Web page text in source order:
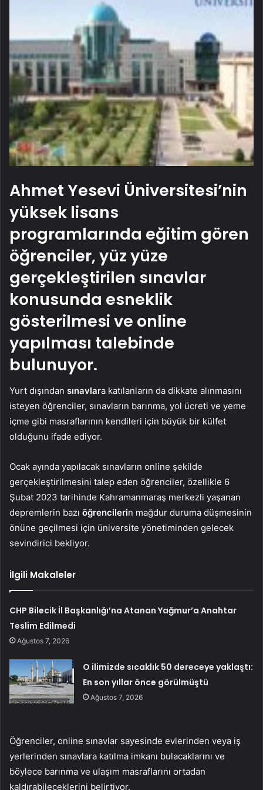
Ahmet Yesevi Üniversitesi’nin
yüksek lisans
programlarında eğitim gören
öğrenciler, yüz yüze
gerçekleştirilen sınavlar
konusunda esneklik
gösterilmesi ve online
yapılması talebinde
bulunuyor.
Yurt dışından sınavlara katılanların da dikkate alınmasını
isteyen öğrenciler, sınavların barınma, yol ücreti ve yeme
içme gibi masraflarının kendileri için büyük bir külfet
olduğunu ifade ediyor.
Ocak ayında yapılacak sınavların online şekilde
gerçekleştirilmesini talep eden öğrenciler, özellikle 6
Şubat 2023 tarihinde Kahramanmaraş merkezli yaşanan
depremlerin bazı öğrencilerin mağdur duruma düşmesinin
önüne geçilmesi için üniversite yönetiminden gelecek
sevindirici bekliyor.
İlgili Makaleler
CHP Bilecik İl Başkanlığı’na Atanan Yağmur’a Anahtar
Teslim Edilmedi
Ağustos 7, 2026
O ilimizde sıcaklık 50 dereceye yaklaştı:
En son yıllar önce görülmüştü
Ağustos 7, 2026
Öğrenciler, online sınavlar sayesinde evlerinden veya iş
yerlerinden sınavlara katılma imkanı bulacaklarını ve
böylece barınma ve ulaşım masraflarını ortadan
kaldırabileceklerini belirtiyor.